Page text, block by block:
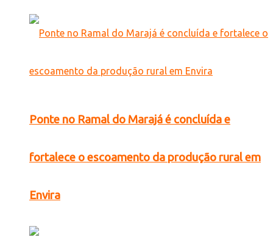
Ponte no Ramal do Marajá é concluída e
fortalece o escoamento da produção rural em
Envira